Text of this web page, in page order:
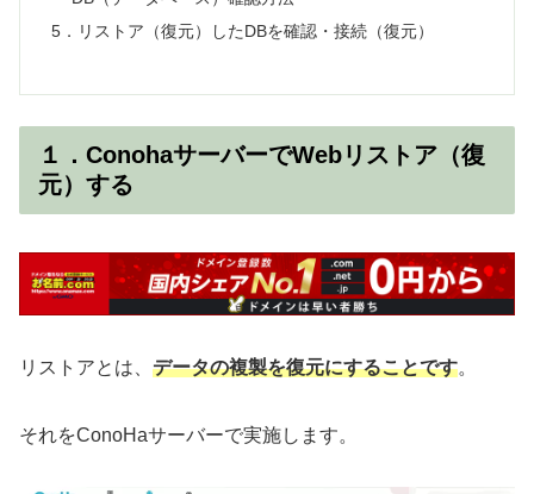
5．リストア（復元）したDBを確認・接続（復元）
１．ConohaサーバーでWebリストア（復
元）する
リストアとは、 データの複製を復元にすることです。
それをConoHaサーバーで実施します。